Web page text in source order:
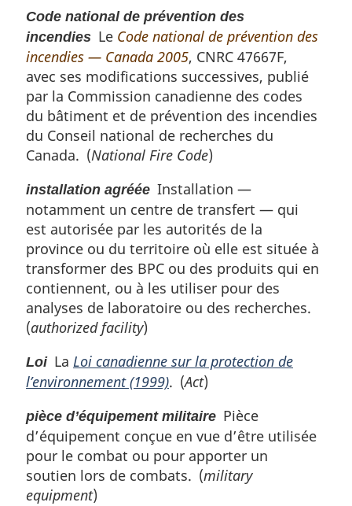
p
a
g
e
i
n
a
l
e
:
Code national de prévention des
incendies Le Code national de prévention des
incendies — Canada 2005, CNRC 47667F,
avec ses modifications successives, publié
par la Commission canadienne des codes
du bâtiment et de prévention des incendies
du Conseil national de recherches du
Canada. (National Fire Code)
installation agréée Installation —
notamment un centre de transfert — qui
est autorisée par les autorités de la
province ou du territoire où elle est située à
transformer des BPC ou des produits qui en
contiennent, ou à les utiliser pour des
analyses de laboratoire ou des recherches.
(authorized facility)
LoiLa Loi canadienne sur la protection de
l’environnement (1999). (Act)
pièce d’équipement militaire Pièce
d’équipement conçue en vue d’être utilisée
pour le combat ou pour apporter un
soutien lors de combats. (military
equipment)